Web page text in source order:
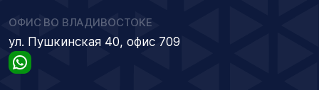
ОФИС ВО ВЛАДИВОСТОКЕ
ул. Пушкинская 40, офис 709